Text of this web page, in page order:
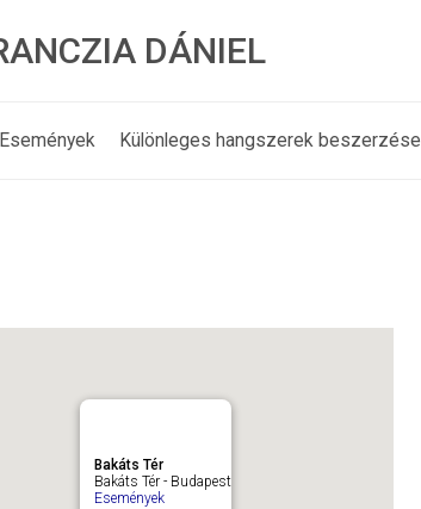
DÁNIEL
Események Különleges hangszerek beszerzése
Bakáts Tér
Bakáts Tér - Budapest
Események